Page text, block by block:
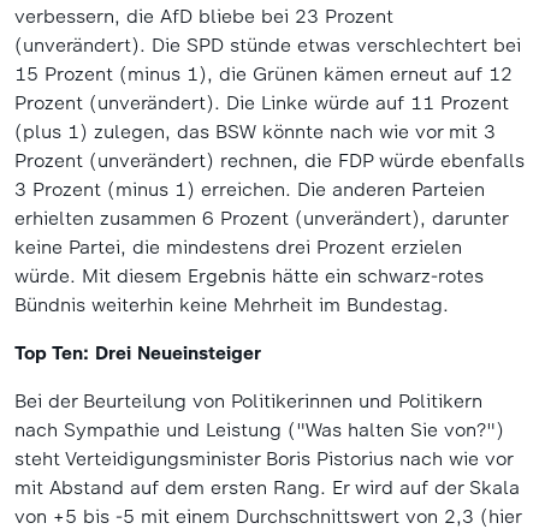
verbessern, die AfD bliebe bei 23 Prozent
(unverändert). Die SPD stünde etwas verschlechtert bei
15 Prozent (minus 1), die Grünen kämen erneut auf 12
Prozent (unverändert). Die Linke würde auf 11 Prozent
(plus 1) zulegen, das BSW könnte nach wie vor mit 3
Prozent (unverändert) rechnen, die FDP würde ebenfalls
3 Prozent (minus 1) erreichen. Die anderen Parteien
erhielten zusammen 6 Prozent (unverändert), darunter
keine Partei, die mindestens drei Prozent erzielen
würde. Mit diesem Ergebnis hätte ein schwarz-rotes
Bündnis weiterhin keine Mehrheit im Bundestag.
Top Ten: Drei Neueinsteiger
Bei der Beurteilung von Politikerinnen und Politikern
nach Sympathie und Leistung ("Was halten Sie von?")
steht Verteidigungsminister Boris Pistorius nach wie vor
mit Abstand auf dem ersten Rang. Er wird auf der Skala
von +5 bis -5 mit einem Durchschnittswert von 2,3 (hier